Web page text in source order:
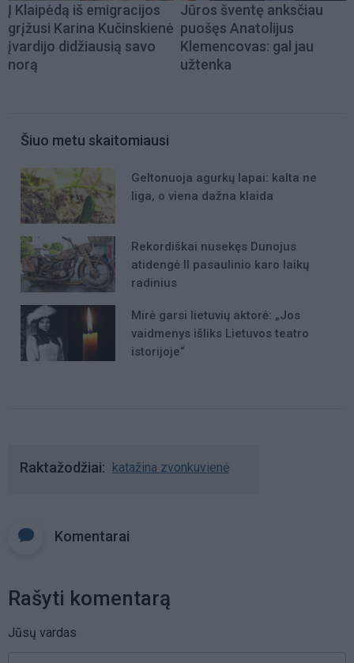
Į Klaipėdą iš emigracijos
grįžusi Karina Kučinskienė
įvardijo didžiausią savo
norą
Jūros šventę anksčiau
puošęs Anatolijus
Klemencovas: gal jau
užtenka
Šiuo metu skaitomiausi
Geltonuoja agurkų lapai: kalta ne
liga, o viena dažna klaida
Rekordiškai nusekęs Dunojus
atidengė II pasaulinio karo laikų
radinius
Mirė garsi lietuvių aktorė: „Jos
vaidmenys išliks Lietuvos teatro
istorijoje“
Raktažodžiai katažina zvonkuvienė
Komentarai
Rašyti komentarą
Jūsų vardas